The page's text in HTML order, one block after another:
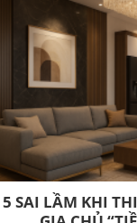
5 SAI LẦM KHI